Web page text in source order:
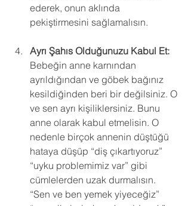
ederek, onun aklında
pekiştirmesini sağlamalısın.
Ayrı Şahıs Olduğunuzu Kabul Et:
Bebeğin anne karnından
ayrıldığından ve göbek bağınız
kesildiğinden beri bir değilsiniz. O
ve sen ayrı kişiliklersiniz. Bunu
anne olarak kabul etmelisin. O
nedenle birçok annenin düştüğü
hataya düşüp “diş çıkartıyoruz”
“uyku problemimiz var” gibi
cümlelerden uzak durmalısın.
“Sen ve ben yemek yiyeceğiz”